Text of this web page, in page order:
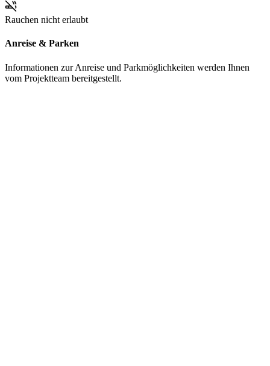
Rauchen nicht erlaubt
Anreise & Parken
Informationen zur Anreise und Parkmöglichkeiten werden Ihnen
vom Projektteam bereitgestellt.